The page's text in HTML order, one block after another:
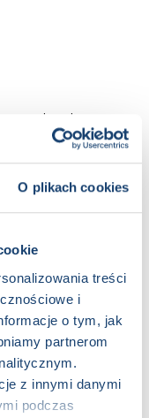
O plikach cookies
treści
i
o tym, jak
partnerom
z innymi danymi
podczas
się w jego
spotyka się
tylko kalendarz – to
komiksowe
cele i
głowy w najmniej
który pomoże Ci
dziś sprawiło Ci
mniej? Stitch
każdy dzień i
planer swoją historią
z takim